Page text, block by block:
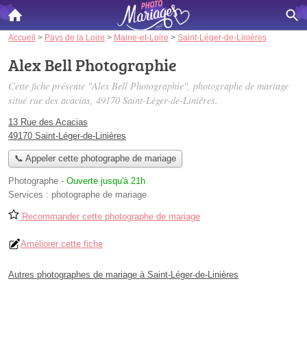
Accueil > Pays de la Loire > Maine-et-Loire > Saint-Léger-de-Linières
Alex Bell Photographie
Cette fiche présente "Alex Bell Photographie", photographe de mariage
situé rue des acacias, 49170 Saint-Léger-de-Linières.
13 Rue des Acacias
49170 Saint-Léger-de-Linières
📞 Appeler cette photographe de mariage
Photographe - Ouverte jusqu'à 21h
Services : photographe de mariage
Recommander cette photographe de mariage
Améliorer cette fiche
Autres photographes de mariage à Saint-Léger-de-Linières